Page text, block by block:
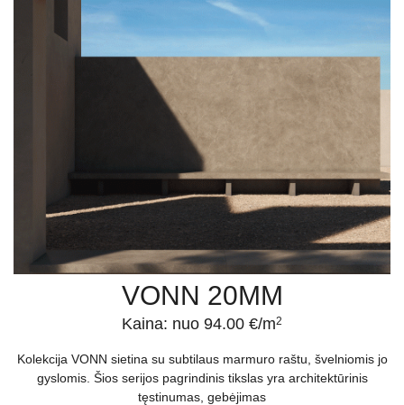
VONN 20MM
Kaina: nuo 94.00 €/m2
Kolekcija VONN sietina su subtilaus marmuro raštu, švelniomis jo
gyslomis. Šios serijos pagrindinis tikslas yra architektūrinis
tęstinumas, gebėjimas